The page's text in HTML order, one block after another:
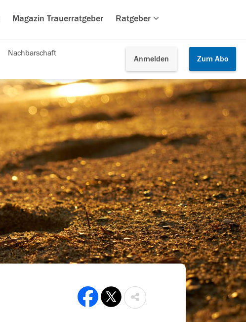
Magazin Trauerratgeber Ratgeber
Anmelden Zum Abo
Nachbarschaft